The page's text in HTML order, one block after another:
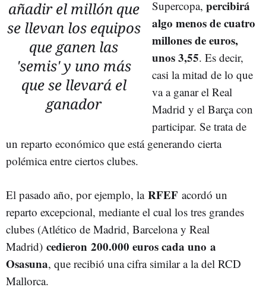
añadir el millón que
se llevan los equipos
que ganen las
'semis' y uno más
que se llevará el
ganador
Supercopa, percibirá
algo menos de cuatro
millones de euros,
unos 3,55. Es decir,
casi la mitad de lo que
va a ganar el Real
Madrid y el Barça con
participar. Se trata de
un reparto económico que está generando cierta
polémica entre ciertos clubes.
El pasado año, por ejemplo, la RFEF acordó un
reparto excepcional, mediante el cual los tres grandes
clubes (Atlético de Madrid, Barcelona y Real
Madrid) cedieron 200.000 euros cada uno a
Osasuna, que recibió una cifra similar a la del RCD
Mallorca.